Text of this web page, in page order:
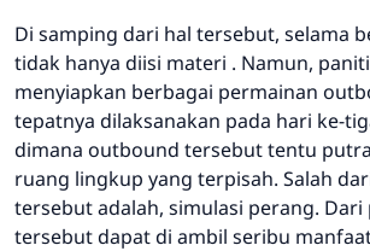
Di samping dari hal tersebut, selama
tidak hanya diisi materi . Namun,
menyiapkan berbagai permainan
tepatnya dilaksanakan pada hari ke-
dimana outbound tersebut tentu
ruang lingkup yang terpisah. Salah
tersebut adalah, simulasi perang. Dari
tersebut dapat di ambil seribu